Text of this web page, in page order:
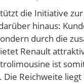
die Initiative
hinaus:
durch die
Renault
ist
Reichweite